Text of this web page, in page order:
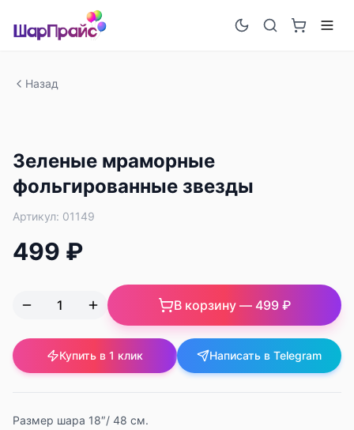
Назад
Зеленые мраморные
фольгированные звезды
Артикул: 01149
499 ₽
В корзину — 499 ₽
Купить в 1 клик Написать в Telegram
Размер шара 18″/ 48 см.